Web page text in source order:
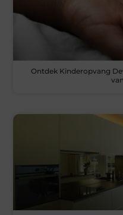
Ontdek Kinderopvang